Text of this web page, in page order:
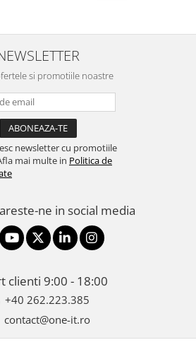
si promotiile noastre
newsletter cu promotiile
mai multe in Politica de
ne in social media
clienti 9:00 - 18:00
+40 262.223.385
contact@one-it.ro